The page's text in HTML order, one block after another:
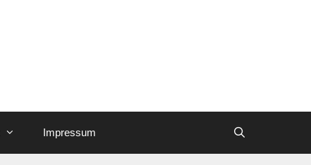
Impressum